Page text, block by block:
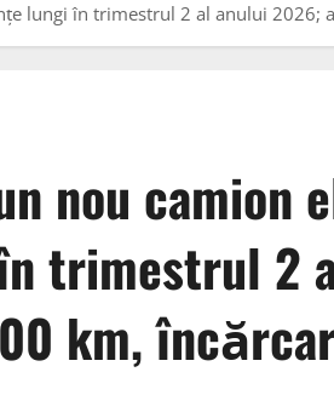
lungi în trimestrul 2 al anului
nou camion
trimestrul 2
km,